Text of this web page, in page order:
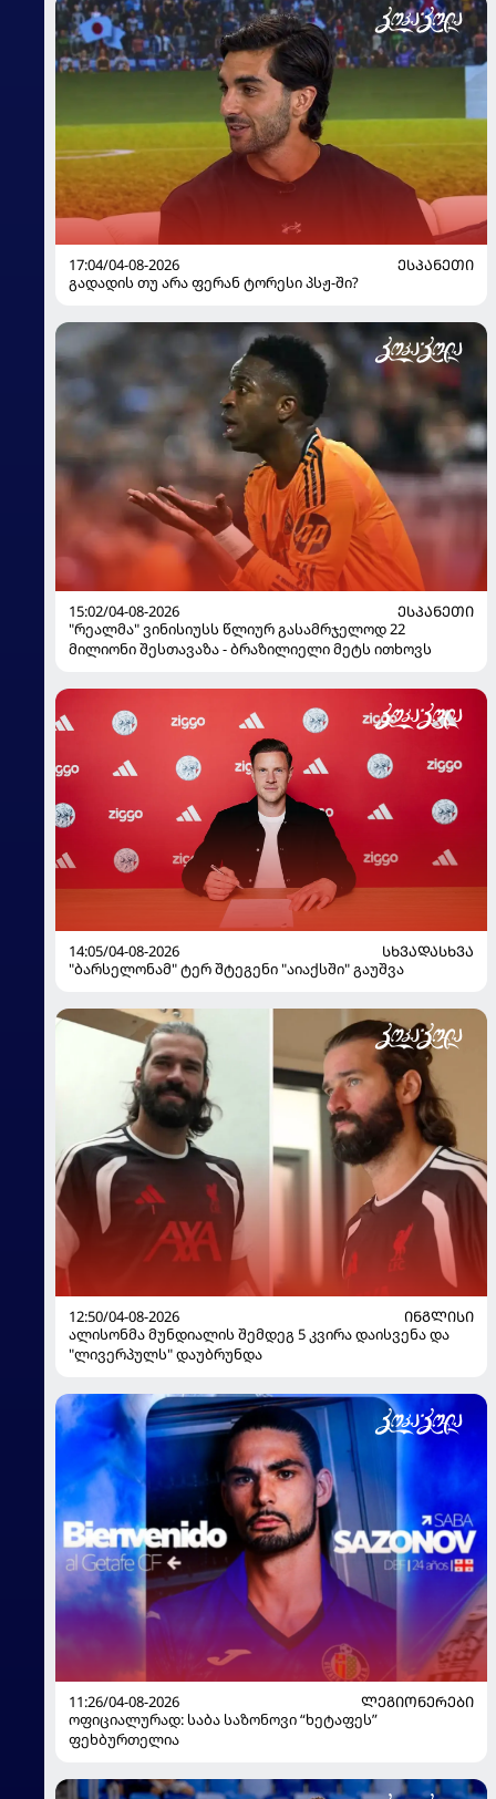
17:04/04-08-2026
ᲔᲡᲞᲐᲜᲔᲗᲘ
გადადის თუ არა ფერან ტორესი პსჟ-ში?
15:02/04-08-2026
ᲔᲡᲞᲐᲜᲔᲗᲘ
"რეალმა" ვინისიუსს წლიურ გასამრჯელოდ 22
მილიონი შესთავაზა - ბრაზილიელი მეტს ითხოვს
14:05/04-08-2026
ᲡᲮᲕᲐᲓᲐᲡᲮᲕᲐ
"ბარსელონამ" ტერ შტეგენი "აიაქსში" გაუშვა
12:50/04-08-2026
ᲘᲜᲒᲚᲘᲡᲘ
ალისონმა მუნდიალის შემდეგ 5 კვირა დაისვენა და
"ლივერპულს" დაუბრუნდა
11:26/04-08-2026
ᲚᲔᲒᲘᲝᲜᲔᲠᲔᲑᲘ
ოფიციალურად: საბა საზონოვი “ხეტაფეს”
ფეხბურთელია